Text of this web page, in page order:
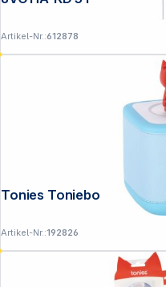
Artikel-Nr.:612878
Artikel-Nr.:192826
Copyright © 2001 - 2026